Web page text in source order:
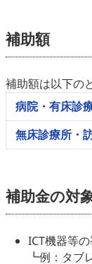
補助額
補助額は以下の
病院・有床診
無床診療所・
補助金の対
ICT機器等
┗例：タブ